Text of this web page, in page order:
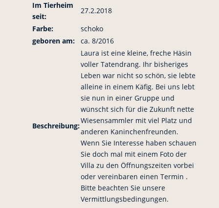
Im Tierheim
seit:
27.2.2018
Farbe:
schoko
geboren am:
ca. 8/2016
Beschreibung:
Laura ist eine kleine, freche Häsin
voller Tatendrang. Ihr bisheriges
Leben war nicht so schön, sie lebte
alleine in einem Käfig. Bei uns lebt
sie nun in einer Gruppe und
wünscht sich für die Zukunft nette
Wiesensammler mit viel Platz und
anderen Kaninchenfreunden.
Wenn Sie Interesse haben schauen
Sie doch mal mit einem Foto der
Villa zu den Öffnungszeiten vorbei
oder vereinbaren einen Termin .
Bitte beachten Sie unsere
Vermittlungsbedingungen.